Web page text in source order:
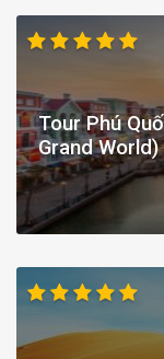
Tour Phú
Grand World)